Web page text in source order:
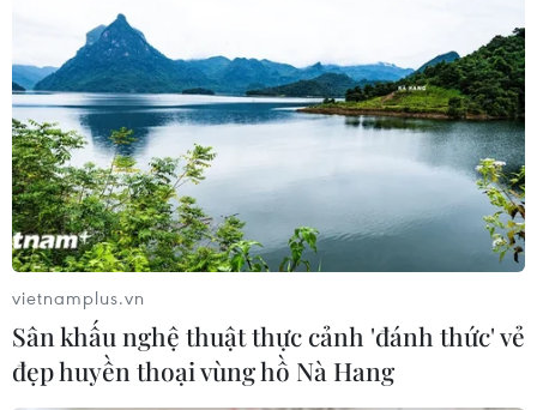
Đạt 27,5 điểm, giải ba học sinh giỏi quốc
gia nhưng vẫn trượt đại học
05/11/2016 10:32
Mặc dù đạt tổng số 27,5 điểm và thừa so với điểm
vietnamplus.vn
Sân khấu nghệ thuật thực cảnh 'đánh thức' vẻ
đẹp huyền thoại vùng hồ Nà Hang